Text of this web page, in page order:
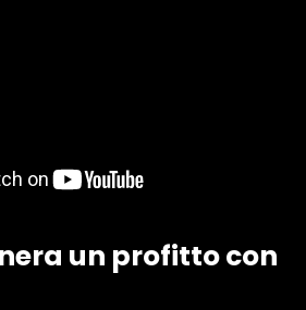
un profitto con